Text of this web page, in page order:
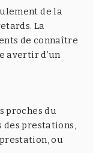
de la
La
de connaître
avertir d’un
proches du
prestations,
ou